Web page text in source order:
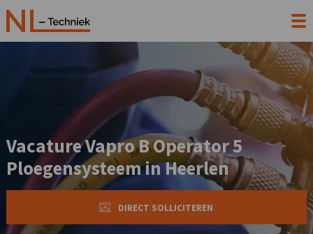
Vacature Vapro B Operator 5
Ploegensysteem in Heerlen
DIRECT SOLLICITEREN